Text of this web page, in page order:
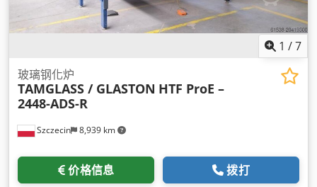
1 /7
Szczecin 8,939 km
玻璃钢化炉
TAMGLASS / GLASTON HTF ProE –
2448-ADS-R
价格信息 拨打